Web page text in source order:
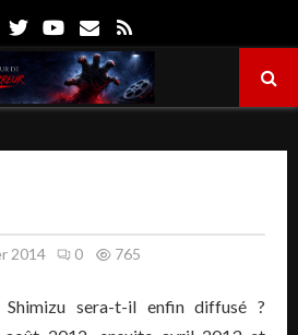
FacebookTwitterYoutube
Email
2014 0 765
sera-t-il enfin diffusé ?